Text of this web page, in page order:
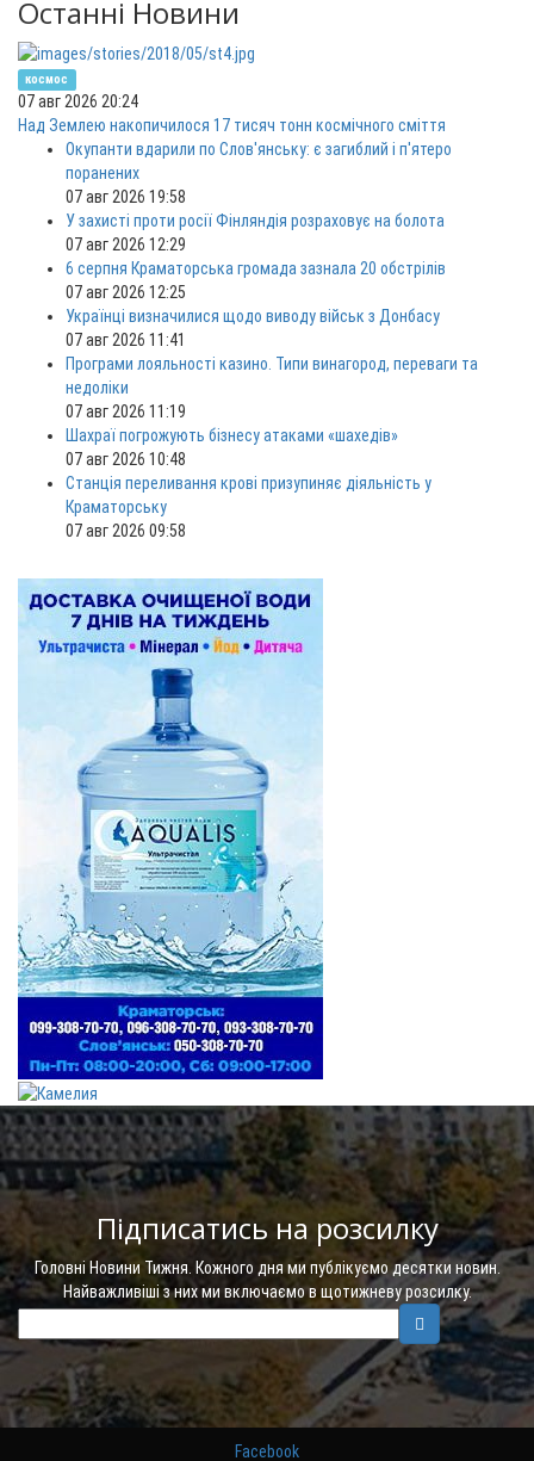
Останні Новини
космос
07 авг 2026 20:24
Над Землею накопичилося 17 тисяч тонн космічного сміття
Окупанти вдарили по Слов'янську: є загиблий і п'ятеро
поранених
07 авг 2026 19:58
У захисті проти росії Фінляндія розраховує на болота
07 авг 2026 12:29
6 серпня Краматорська громада зазнала 20 обстрілів
07 авг 2026 12:25
Українці визначилися щодо виводу військ з Донбасу
07 авг 2026 11:41
Програми лояльності казино. Типи винагород, переваги та
недоліки
07 авг 2026 11:19
Шахраї погрожують бізнесу атаками «шахедів»
07 авг 2026 10:48
Станція переливання крові призупиняє діяльність у
Краматорську
07 авг 2026 09:58
Підписатись на розсилку
Головні Новини Тижня. Кожного дня ми публікуємо десятки новин.
Найважливіші з них ми включаємо в щотижневу розсилку.
Facebook